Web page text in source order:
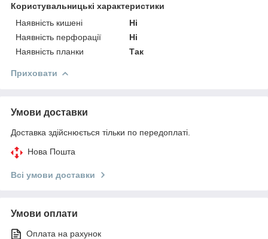
Користувальницькі характеристики
Наявність кишені
Ні
Наявність перфорації
Ні
Наявність планки
Так
Приховати
Умови доставки
Доставка здійснюється тільки по передоплаті.
Нова Пошта
Всі умови доставки
Умови оплати
Оплата на рахунок